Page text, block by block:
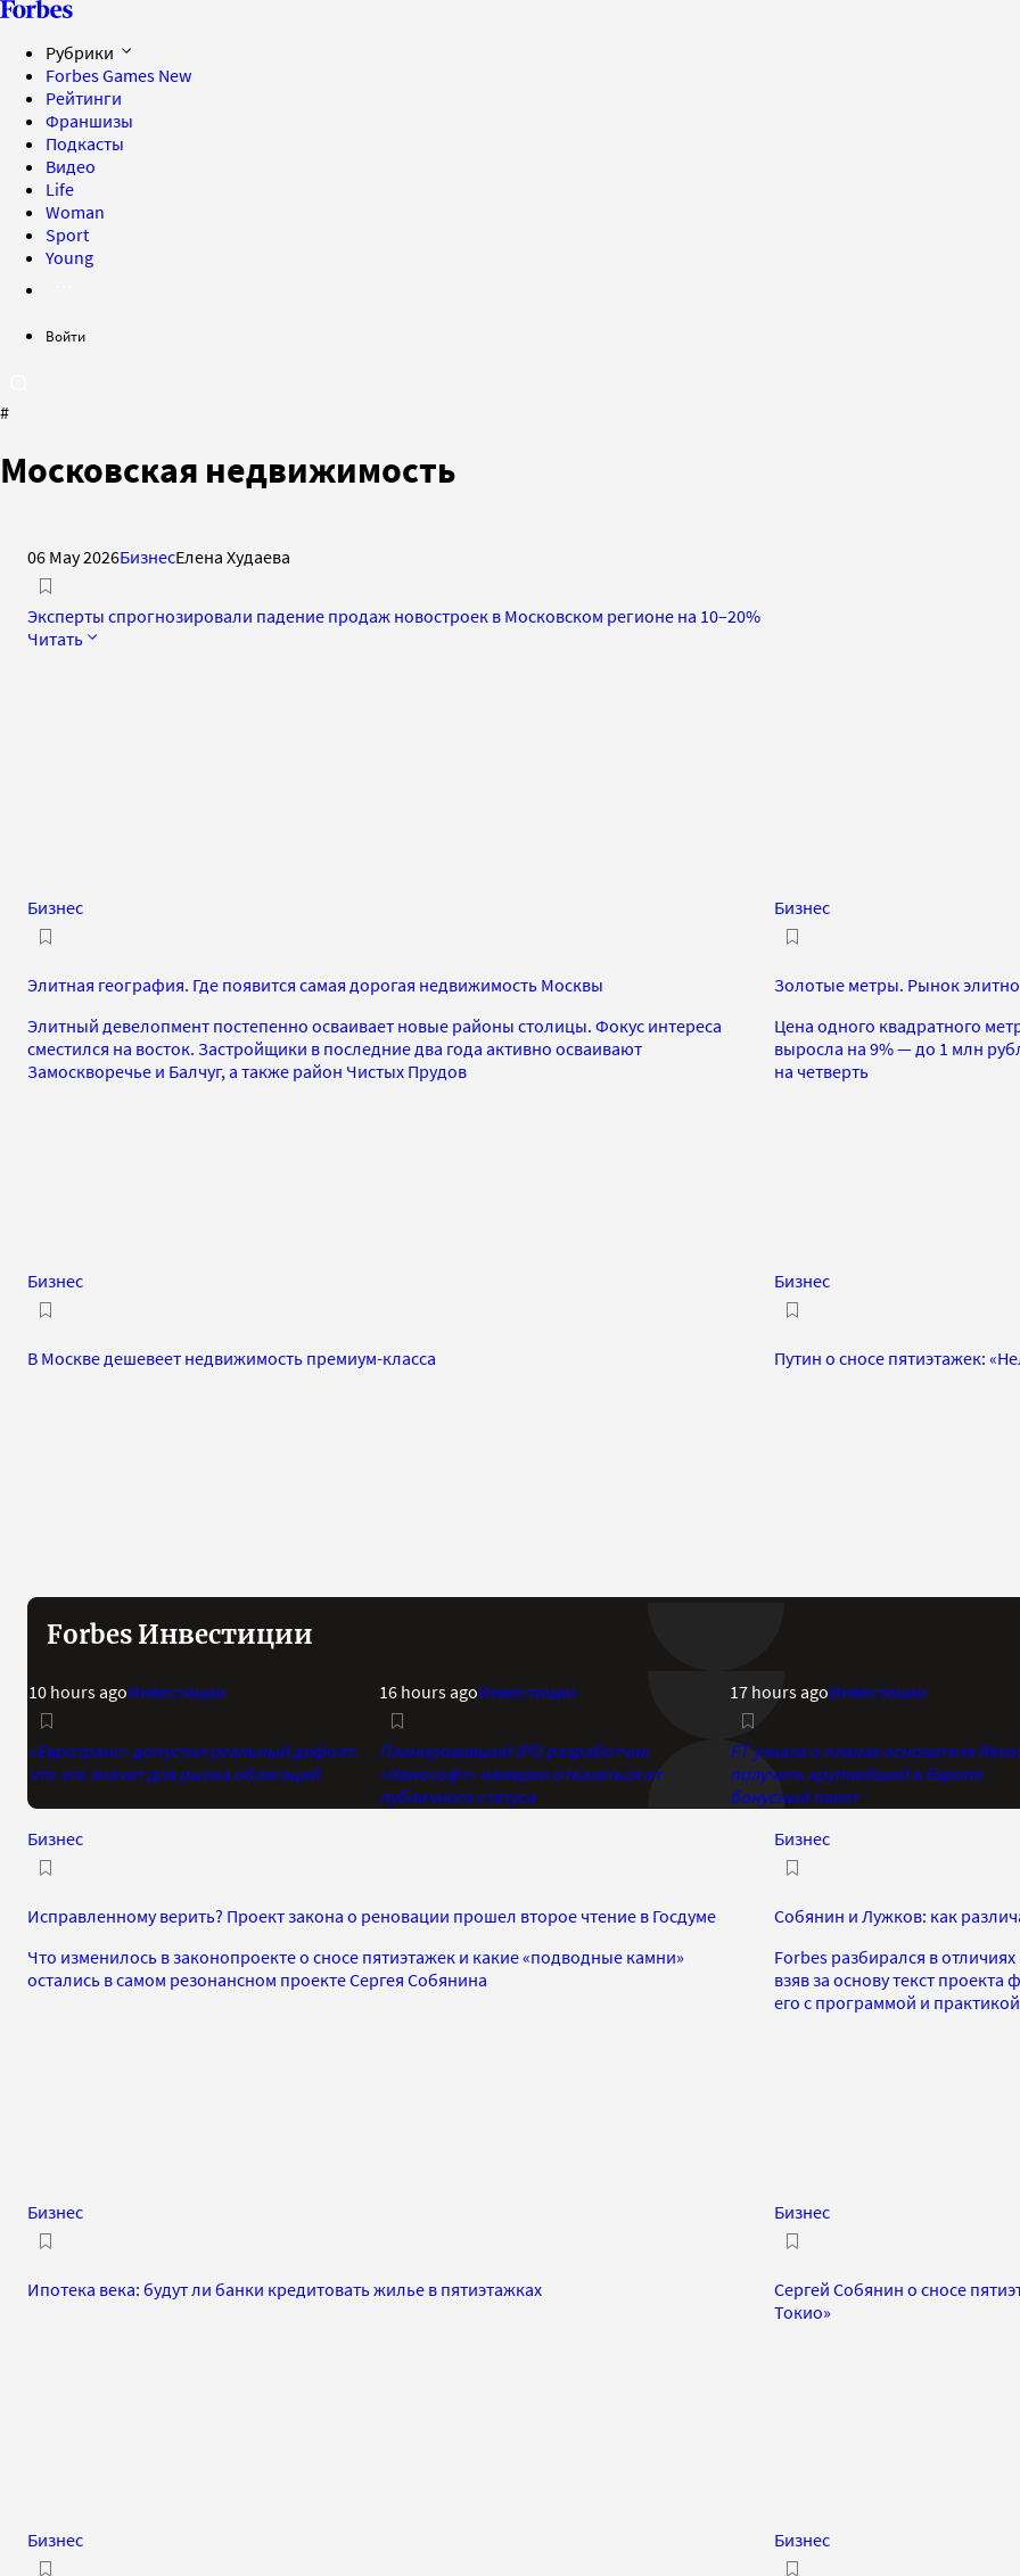
Рубрики
Forbes Games New
Рейтинги
Франшизы
Подкасты
Видео
Life
Woman
Sport
Young
Войти
#
Московская недвижимость
06 May 2026БизнесЕлена Худаева
Эксперты спрогнозировали падение продаж новостроек в Московском регионе на 10–20%
Читать
Бизнес
Элитная география. Где появится самая дорогая недвижимость Москвы
Элитный девелопмент постепенно осваивает новые районы столицы. Фокус интереса
сместился на восток. Застройщики в последние два года активно осваивают
Замоскворечье и Балчуг, а также район Чистых Прудов
Бизнес
Золотые метры. Рынок
Цена одного квадратного
выросла на 9% — до 1 млн
на четверть
Бизнес
В Москве дешевеет недвижимость премиум-класса
Бизнес
Путин о сносе пятиэтажек:
Forbes Инвестиции
10 hours agoИнвестиции
«Евротранс» допустил реальный дефолт:
что это значит для рынка облигаций
16 hours agoИнвестиции
Планировавший IPO разработчик
«Нанософт» намерен отказаться от
публичного статуса
17 hours agoИнвестиции
FT узнала о планах основателя
получить крупнейший в Европе
бонусный пакет
Бизнес
Исправленному верить? Проект закона о реновации прошел второе чтение в Госдуме
Что изменилось в законопроекте о сносе пятиэтажек и какие «подводные камни»
остались в самом резонансном проекте Сергея Собянина
Бизнес
Собянин и Лужков: как
Forbes разбирался в
взяв за основу текст
его с программой и
Бизнес
Ипотека века: будут ли банки кредитовать жилье в пятиэтажках
Бизнес
Сергей Собянин о сносе
Токио»
Бизнес Бизнес